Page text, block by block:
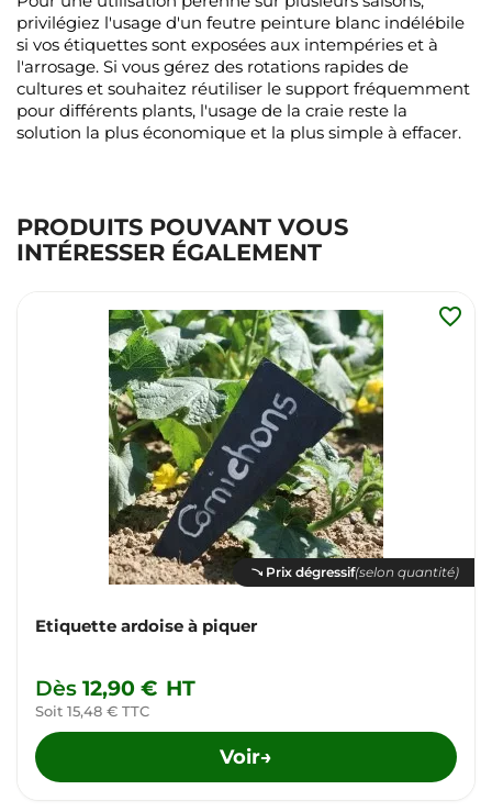
privilégiez l'usage d'un feutre peinture blanc indélébile
si vos étiquettes sont exposées aux intempéries et à
l'arrosage. Si vous gérez des rotations rapides de
cultures et souhaitez réutiliser le support fréquemment
pour différents plants, l'usage de la craie reste la
solution la plus économique et la plus simple à effacer.
PRODUITS POUVANT VOUS
INTÉRESSER ÉGALEMENT
Prix dégressif(selon quantité)
Etiquette ardoise à piquer
Dès 12,90 € HT
Soit 15,48 € TTC
Voir→
favorite_border